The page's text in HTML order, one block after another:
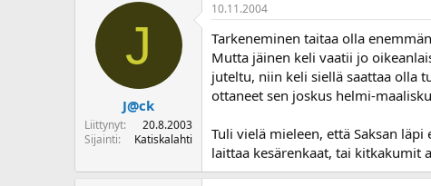
J
J@ck
Liittynyt
20.8.2003
Sijainti
Katiskalahti
10.11.2004
Tarkeneminen taitaa olla
Mutta jäinen keli vaatii jo
juteltu, niin keli siellä saattaa olla
ottaneet sen joskus helmi-
Tuli vielä mieleen, että Saksan
laittaa kesärenkaat, tai kitkakumit